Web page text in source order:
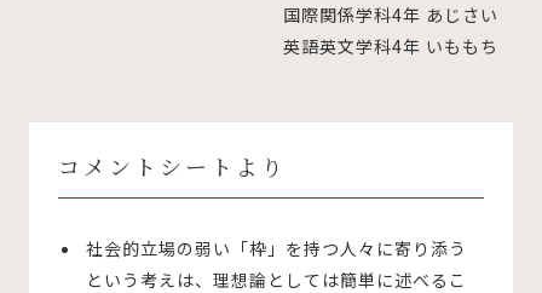
国際関係学科4年 あじさい
英語英文学科4年 いももち
コメントシートより
社会的立場の弱い「枠」を持つ人々に寄り添う
という考えは、理想論としては簡単に述べるこ